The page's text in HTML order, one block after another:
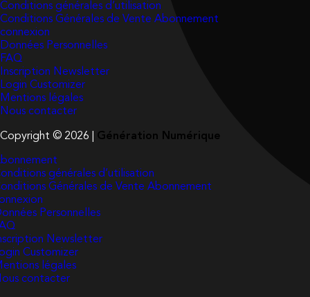
Conditions générales d’utilisation
Conditions Générales de Vente Abonnement
connexion
Données Personnelles
FAQ
Inscription Newsletter
Login Customizer
Mentions légales
Nous contacter
Copyright © 2026 | Génération Numérique
générales d’utilisation
Générales de Vente Abonnement
Personnelles
Newsletter
Customizer
légales
contacter